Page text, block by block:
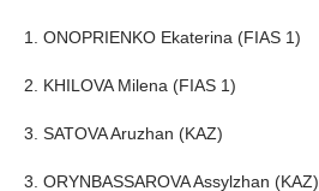
1. ONOPRIENKO Ekaterina (FIAS 1)
2. KHILOVA Milena (FIAS 1)
3. SATOVA Aruzhan (KAZ)
3. ORYNBASSAROVA Assylzhan (KAZ)